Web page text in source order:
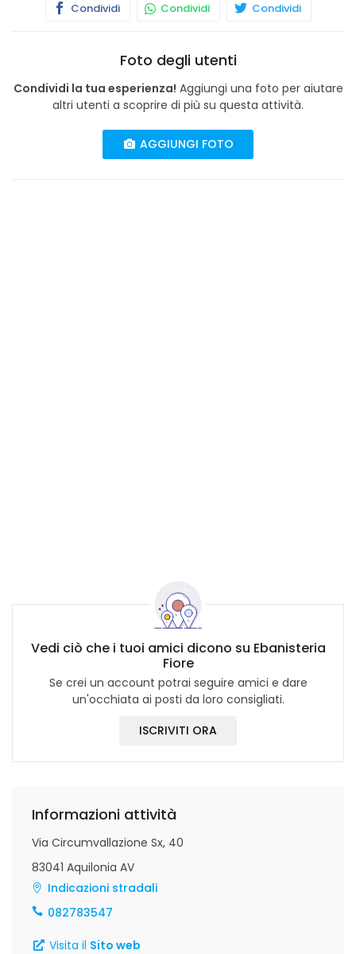
Condividi Condividi Condividi
Foto degli utenti
Condividi la tua esperienza! Aggiungi una foto per aiutare
altri utenti a scoprire di più su questa attività.
AGGIUNGI FOTO
Vedi ciò che i tuoi amici dicono su Ebanisteria
Fiore
Se crei un account potrai seguire amici e dare
un'occhiata ai posti da loro consigliati.
ISCRIVITI ORA
Informazioni attività
Via Circumvallazione Sx, 40
83041 Aquilonia AV
Indicazioni stradali
082783547
Visita il Sito web